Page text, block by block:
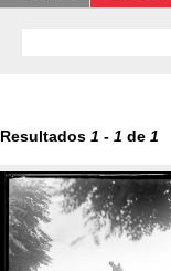
Resultados 1 - 1 de 1